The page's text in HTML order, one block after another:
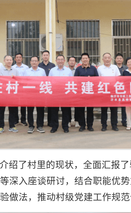
绍了村里的现状，全面汇报
深入座谈研讨，结合职能优
做法，推动村级党建工作规范